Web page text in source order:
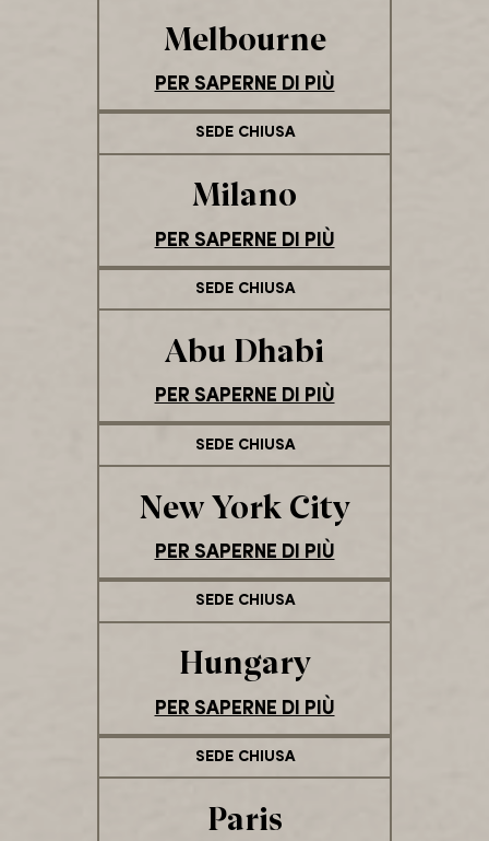
Melbourne
PER SAPERNE DI PIÙ
SEDE CHIUSA
Milano
PER SAPERNE DI PIÙ
SEDE CHIUSA
Abu Dhabi
PER SAPERNE DI PIÙ
SEDE CHIUSA
New York City
PER SAPERNE DI PIÙ
SEDE CHIUSA
Hungary
PER SAPERNE DI PIÙ
SEDE CHIUSA
Paris